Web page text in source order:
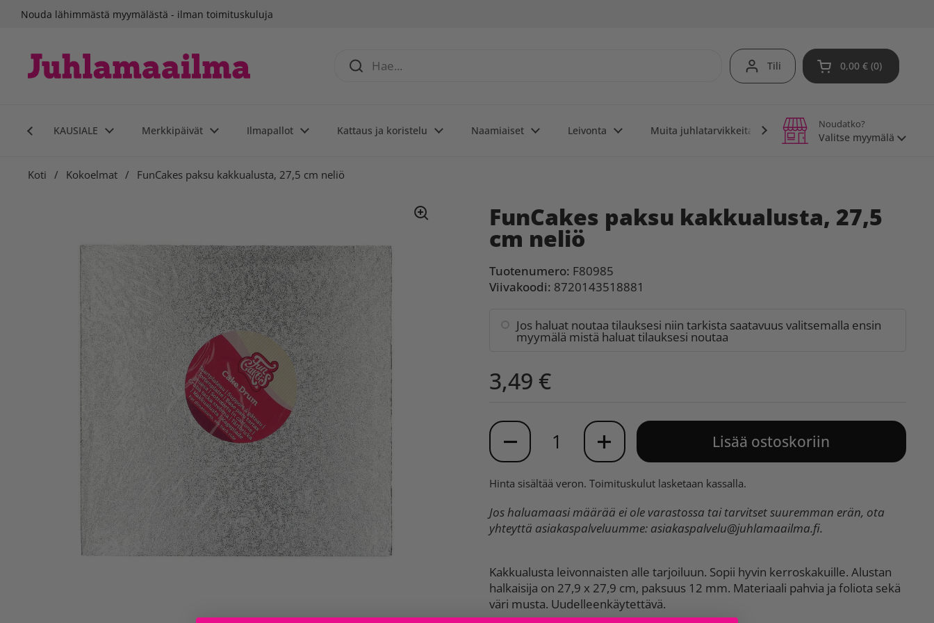
Siirry sisältöön
Nouda lähimmästä myymälästä - ilman toimituskuluja
Tili Avaa ostoskori
0,00 € 0
KAUSIALE Merkkipäivät Ilmapallot Kattaus ja koristelu Naamiaiset Leivonta Muita juhlatarvikkeita Teemajuhlat
Noudatko?
Valitse myymälä
Koti / Kokoelmat / FunCakes paksu kakkualusta, 27,5 cm neliö
FunCakes paksu kakkualusta, 27,5
cm neliö
Tuotenumero: F80985
Viivakoodi: 8720143518881
Jos haluat noutaa tilauksesi niin tarkista saatavuus valitsemalla ensin
myymälä mistä haluat tilauksesi noutaa
3,49 €
Määrä
Lisää ostoskoriin
Hinta sisältää veron. Toimituskulut lasketaan kassalla.
Jos haluamaasi määrää ei ole varastossa tai tarvitset suuremman erän, ota
yhteyttä asiakaspalveluumme: asiakaspalvelu@juhlamaailma.fi.
Kakkualusta leivonnaisten alle tarjoiluun. Sopii hyvin kerroskakuille. Alustan
halkaisija on 27,9 x 27,9 cm, paksuus 12 mm. Materiaali pahvia ja foliota sekä
väri musta. Uudelleenkäytettävä.